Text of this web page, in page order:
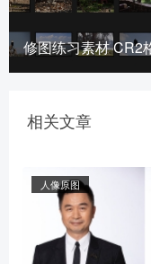
修图练习素材 CR2
相关文章
人像原图